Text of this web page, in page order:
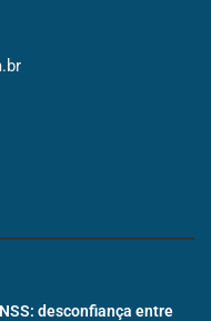
desconfiança entre